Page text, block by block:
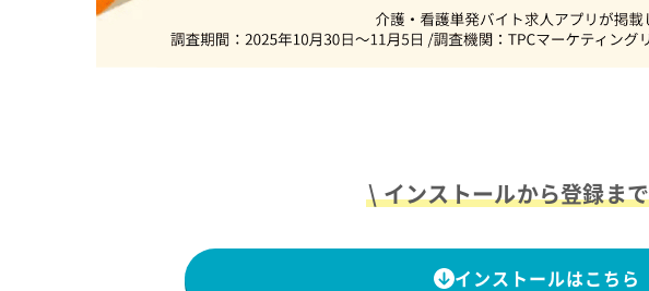
\ インストールから登録まで
インストールはこちら